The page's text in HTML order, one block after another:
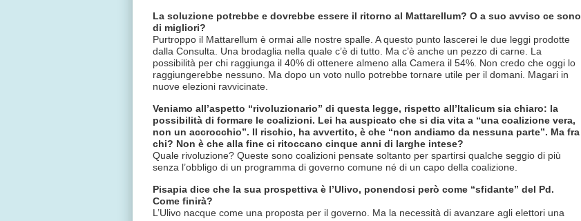
La soluzione potrebbe e dovrebbe essere il ritorno al Mattarellum? O a suo avviso ce sono
di migliori?
Purtroppo il Mattarellum è ormai alle nostre spalle. A questo punto lascerei le due leggi prodotte
dalla Consulta. Una brodaglia nella quale c’è di tutto. Ma c’è anche un pezzo di carne. La
possibilità per chi raggiunga il 40% di ottenere almeno alla Camera il 54%. Non credo che oggi lo
raggiungerebbe nessuno. Ma dopo un voto nullo potrebbe tornare utile per il domani. Magari in
nuove elezioni ravvicinate.
Veniamo all’aspetto “rivoluzionario” di questa legge, rispetto all’Italicum sia chiaro: la
possibilità di formare le coalizioni. Lei ha auspicato che si dia vita a “una coalizione vera,
non un accrocchio”. Il rischio, ha avvertito, è che “non andiamo da nessuna parte”. Ma fra
chi? Non è che alla fine ci ritoccano cinque anni di larghe intese?
Quale rivoluzione? Queste sono coalizioni pensate soltanto per spartirsi qualche seggio di più
senza l’obbligo di un programma di governo comune né di un capo della coalizione.
Pisapia dice che la sua prospettiva è l’Ulivo, ponendosi però come “sfidante” del Pd.
Come finirà?
L’Ulivo nacque come una proposta per il governo. Ma la necessità di avanzare agli elettori una